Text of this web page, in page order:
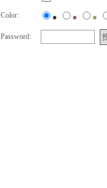
Color: ● ● ●
Password: